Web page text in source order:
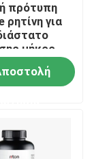
πρότυπη
ρητίνη για
μήκος
μπλε